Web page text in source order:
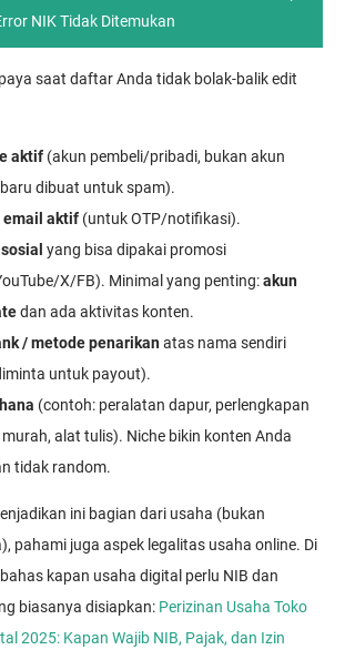
NIK Tidak Ditemukan
saat daftar Anda tidak bolak-balik edit
aktif (akun pembeli/pribadi, bukan akun
baru dibuat untuk spam).
email aktif (untuk OTP/notifikasi).
yang bisa dipakai promosi
X/FB). Minimal yang penting:akun
dan ada aktivitas konten.
/ metode penarikanatas nama sendiri
untuk payout).
(contoh: peralatan dapur, perlengkapan
alat tulis). Niche bikin konten Anda
tidak random.
ini bagian dari usaha (bukan
pahami juga aspek legalitas usaha online. Di
kapan usaha digital perlu NIB dan
biasanya disiapkan: Perizinan Usaha Toko
2025: Kapan Wajib NIB, Pajak, dan Izin